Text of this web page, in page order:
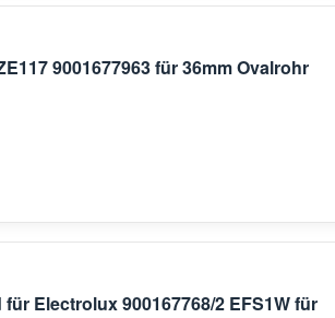
9001677963 für 36mm Ovalrohr
Electrolux 900167768/2 EFS1W für